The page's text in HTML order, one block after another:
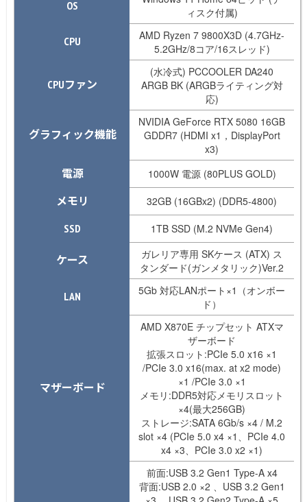
OS
ィスク付属)
CPU
AMD Ryzen 7 9800X3D (4.7GHz-
5.2GHz/8コア/16スレッド)
CPUファン
(水冷式) PCCOOLER DA240
ARGB BK (ARGBライティング対
応)
グラフィック機能
NVIDIA GeForce RTX 5080 16GB
GDDR7 (HDMI x1，DisplayPort
x3)
電源
1000W 電源 (80PLUS GOLD)
メモリ
32GB (16GBx2) (DDR5-4800)
SSD
1TB SSD (M.2 NVMe Gen4)
ケース
ガレリア専用 SKケース (ATX) ス
タンダード(ガンメタリック)Ver.2
LAN
5Gb 対応LANポート×1（オンボー
ド）
マザーボード
AMD X870E チップセット ATXマ
ザーボード
拡張スロット:PCIe 5.0 x16 ×1
/PCIe 3.0 x16(max. at x2 mode)
×1 /PCIe 3.0 ×1
メモリ:DDR5対応メモリスロット
×4(最大256GB)
ストレージ:SATA 6Gb/s ×4 / M.2
slot ×4 (PCIe 5.0 x4 ×1、PCIe 4.0
x4 ×3、PCIe 3.0 x2 ×1)
前面:USB 3.2 Gen1 Type-A x4
背面:USB 2.0 ×2 、USB 3.2 Gen1